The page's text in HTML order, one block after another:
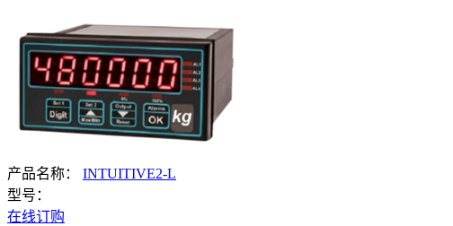
产品名称：
INTUITIVE2-L
型号：
在线订购